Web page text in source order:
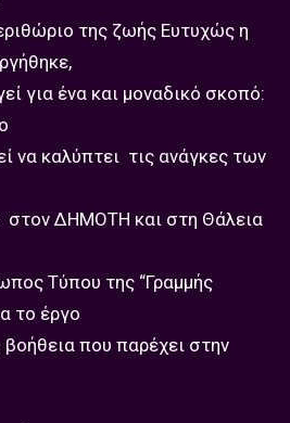
της ζωής Ευτυχώς η
για ένα και μοναδικό σκοπό:
να καλύπτει τις ανάγκες των
στον ΔΗΜΟΤΗ και στη Θάλεια
Τύπου της “Γραμμής
το έργο
βοήθεια που παρέχει στην